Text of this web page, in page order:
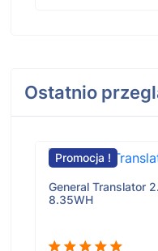
Ostatnio
Promocja !
General Translator
8.35WH